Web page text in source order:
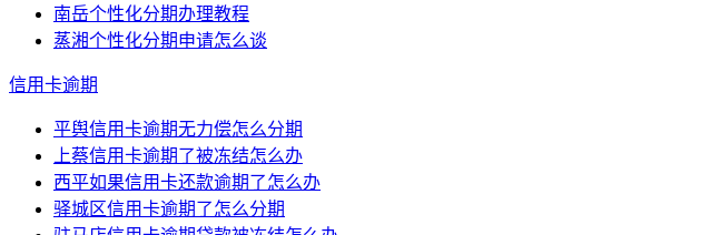
南岳个性化分期办理教程
蒸湘个性化分期申请怎么谈
信用卡逾期
平舆信用卡逾期无力偿怎么分期
上蔡信用卡逾期了被冻结怎么办
西平如果信用卡还款逾期了怎么办
驿城区信用卡逾期了怎么分期